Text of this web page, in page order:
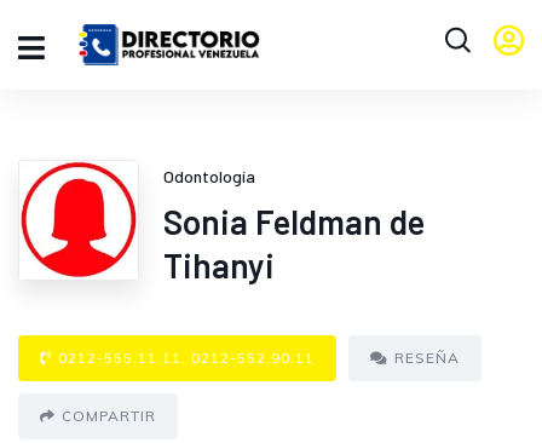
Odontología
Sonia Feldman de
Tihanyi
0212-555.11.11, 0212-552.90.11 RESEÑA
COMPARTIR